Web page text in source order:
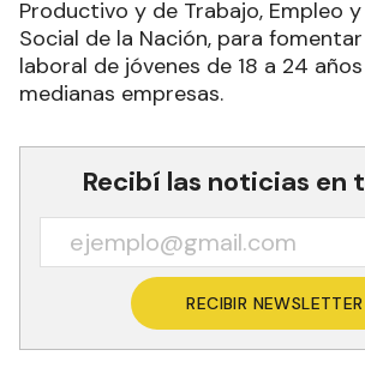
Productivo y de Trabajo, Empleo
Social de la Nación, para
laboral de jóvenes de 18 a 24
medianas empresas.
Recibí las noticias en
RECIBIR NEWSLETTER